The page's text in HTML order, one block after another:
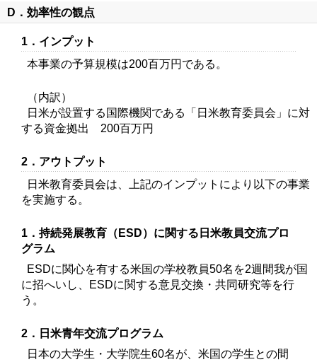
D．効率性の観点
1．インプット
本事業の予算規模は200百万円である。
（内訳）
日米が設置する国際機関である「日米教育委員会」に対
する資金拠出 200百万円
2．アウトプット
日米教育委員会は、上記のインプットにより以下の事業
を実施する。
1．持続発展教育（ESD）に関する日米教員交流プロ
グラム
ESDに関心を有する米国の学校教員50名を2週間我が国
に招へいし、ESDに関する意見交換・共同研究等を行
う。
2．日米青年交流プログラム
日本の大学生・大学院生60名が、米国の学生との間